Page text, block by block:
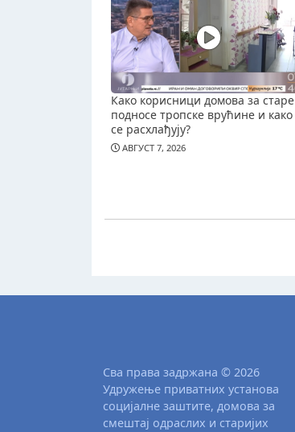
Како корисници домова за старе
подносе тропске врућине и како
се расхлађују?
АВГУСТ 7, 2026
Сва права задржана © 2026
Удружење приватних установа
социјалне заштите, домова за
смештај одраслих и старијих